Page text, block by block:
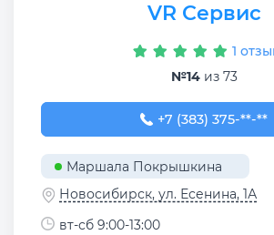
VR Сервис
1
№14из 73
+7 (383) 375-47-11
+7 (383) 375-**-**
Маршала Покрышкина
Новосибирск, ул. Есенина, 1А
вт-сб 9:00-13:00